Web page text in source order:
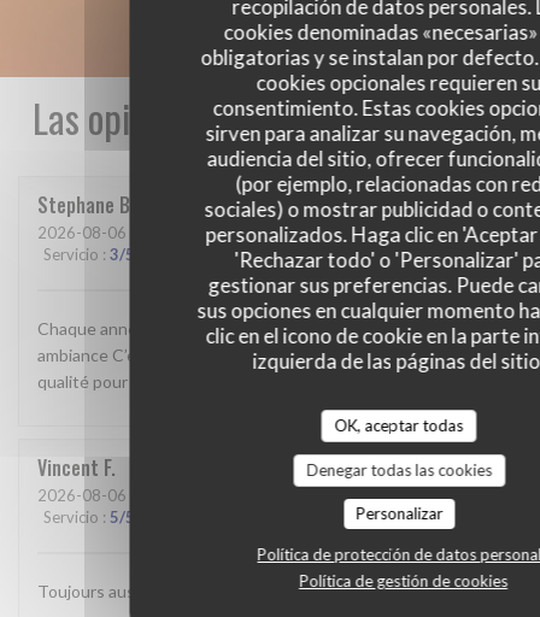
recopilación de datos personales.
cookies denominadas
obligatorias y se instalan por
cookies opcionales requieren
consentimiento. Estas cookies
sirven para analizar su navegación,
audiencia del sitio, ofrecer
(por ejemplo, relacionadas con
sociales) o mostrar publicidad o
personalizados. Haga clic en
'Rechazar todo' o 'Personalizar'
gestionar sus preferencias. Puede
sus opciones en cualquier momento
clic en el icono de cookie en la parte
izquierda de las páginas del
OK, aceptar todas
Denegar todas las cookies
Personalizar
Política de protección de datos
Política de gestión de cookies
Las opiniones de nuestros clientes
Stephane B
2026-08-06 - 20:00 - Invitados 4
Servicio : 3/5 /5 Menú:2/5 Calidad / Precio:2/5
Chaque année de moins en moins bien Nourriture comme
ambiance C’est dommage parce qu’il y a vraiment un besoin de
qualité pour une clientèle haut de gamme
Vincent F
2026-08-06
Servicio : 5/5 Calidad / Precio
Toujours aussi agréable